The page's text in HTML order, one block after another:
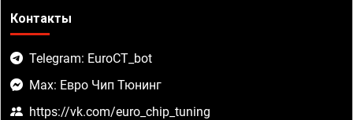
Контакты
Telegram: EuroCT_bot
Max: Евро Чип Тюнинг
https://vk.com/euro_chip_tuning